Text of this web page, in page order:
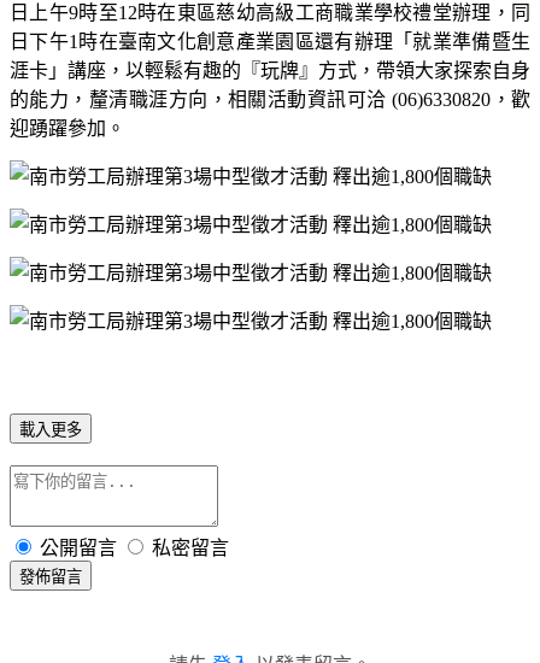
日上午9時至12時在東區慈幼高級工商職業學校禮堂辦理，同
日下午1 時在臺南文化創意產業園區還有辦理「就業準備暨生
涯卡」講座，以輕鬆有趣的『玩牌』方式，帶領大家探索自身
的能力，釐清職涯方向， 相關活動資訊可洽(06)6330820 ，歡
迎踴躍參加。
載入更多
公開留言 私密留言
發佈留言